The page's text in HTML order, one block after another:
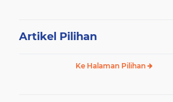
Artikel Pilihan
Ke Halaman Pilihan